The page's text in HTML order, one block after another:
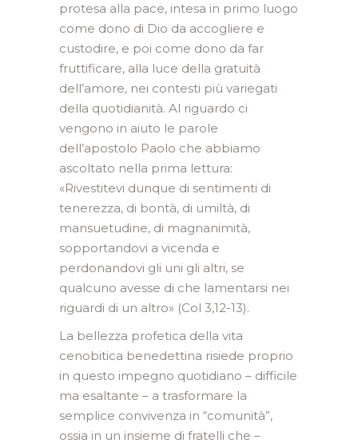
protesa alla pace, intesa in primo luogo
come dono di Dio da accogliere e
custodire, e poi come dono da far
fruttificare, alla luce della gratuità
dell’amore, nei contesti più variegati
della quotidianità. Al riguardo ci
vengono in aiuto le parole
dell’apostolo Paolo che abbiamo
ascoltato nella prima lettura:
«Rivestitevi dunque di sentimenti di
tenerezza, di bontà, di umiltà, di
mansuetudine, di magnanimità,
sopportandovi a vicenda e
perdonandovi gli uni gli altri, se
qualcuno avesse di che lamentarsi nei
riguardi di un altro» (Col 3,12-13).
La bellezza profetica della vita
cenobitica benedettina risiede proprio
in questo impegno quotidiano – difficile
ma esaltante – a trasformare la
semplice convivenza in “comunità”,
ossia in un insieme di fratelli che –